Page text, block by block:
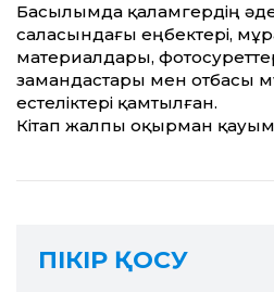
Басылымда қаламгердің
саласындағы еңбектері,
материалдары,
замандастары мен отбасы
естеліктері қамтылған.
Кітап жалпы оқырман
ПІКІР ҚОСУ